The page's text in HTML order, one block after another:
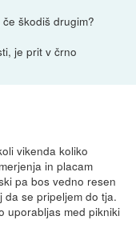
škodiš drugim?
je prit v črno
vikenda koliko
in placam
pa bos vedno resen
da se pripeljem do tja.
uporabljas med pikniki